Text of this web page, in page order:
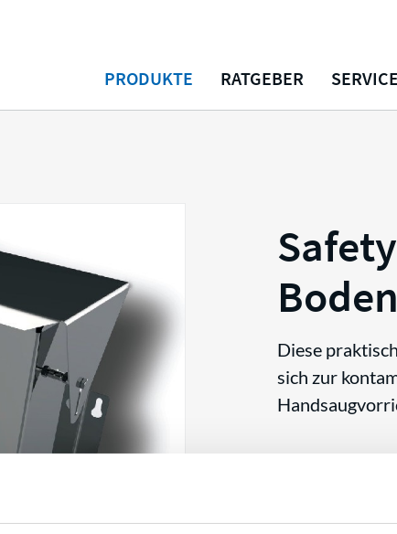
PRODUKTE RATGEBER SERVICE
Diese
sich zur